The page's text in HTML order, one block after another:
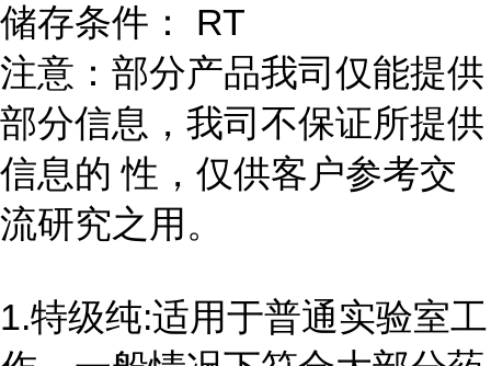
储存条件： RT
注意：部分产品我司仅能提供
部分信息，我司不保证所提供
信息的 性，仅供客户参考交
流研究之用。
1.特级纯:适用于普通实验室工